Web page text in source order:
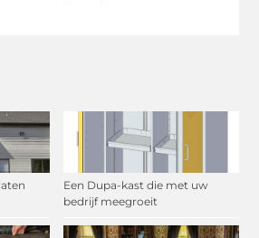
Een Dupa-kast die met uw
bedrijf meegroeit